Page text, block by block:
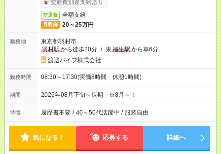
交通費別途支給あり
交通費 全額支給
月収例 20～25万円
勤務地
東京都羽村市
羽村駅から徒歩20分 / 東 福生駅から車6分
渡辺パイプ株式会社
勤務時間 08:30～17:30(実働8時間 休憩1時間)
期間 2026年08月下旬～長期 ※8月～！
特徴 履歴書不要 / 40～50代活躍中 / 服装自由
気になる！ 応募する 詳細へ